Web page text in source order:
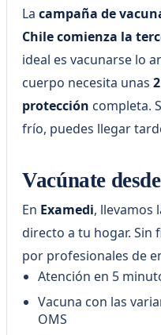
Lacampaña de
Chile comienza la
ideal es vacunarse lo
cuerpo necesita unas
protección completa.
frío, puedes llegar
Vacúnate
En Examedi, llevamos
directo a tu hogar. Sin
por profesionales de
Atención en 5
Vacuna con las
OMS